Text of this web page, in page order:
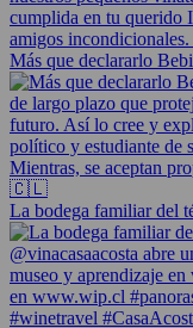
Más que declararlo
La bodega familiar del